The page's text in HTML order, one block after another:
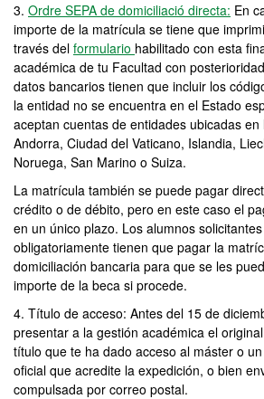
3. Ordre SEPA de domiciliació directa: En
importe de la matrícula se tiene que
través del formulario habilitado con esta
académica de tu Facultad con
datos bancarios tienen que incluir los
la entidad no se encuentra en el Estado
aceptan cuentas de entidades ubicadas en
Andorra, Ciudad del Vaticano, Islandia,
Noruega, San Marino o Suiza.
La matrícula también se puede pagar
crédito o de débito, pero en este caso el
en un único plazo. Los alumnos
obligatoriamente tienen que pagar la
domiciliación bancaria para que se les
importe de la beca si procede.
4. Título de acceso: Antes del 15 de
presentar a la gestión académica el
título que te ha dado acceso al máster o
oficial que acredite la expedición, o bien
compulsada por correo postal.